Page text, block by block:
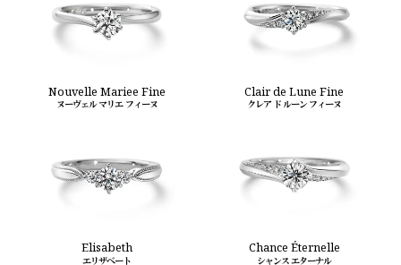
Nouvelle Mariee Fine
ヌーヴェル マリエ フィーヌ
Clair de Lune Fine
クレア ド ルーン フィーヌ
Elisabeth
エリザベート
Chance Éternelle
シャンス エターナル